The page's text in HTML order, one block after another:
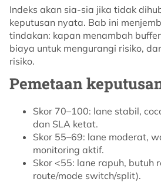
Indeks akan sia-sia jika tidak
keputusan nyata. Bab ini
tindakan: kapan menambah
biaya untuk mengurangi risiko,
risiko.
Pemetaan
Skor 70–100: lane stabil,
dan SLA ketat.
Skor 55–69: lane moderat,
monitoring aktif.
Skor <55: lane rapuh, butuh
route/mode switch/split).